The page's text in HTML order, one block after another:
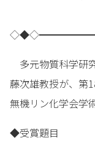
多元物質科学研
藤次雄教授が、第
無機リン化学会学
◆受賞題目